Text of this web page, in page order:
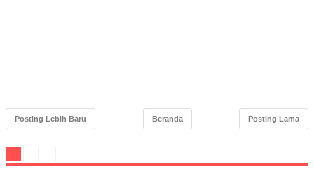
Posting Lebih Baru Posting Lama
Beranda